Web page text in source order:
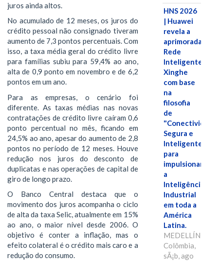
juros ainda altos.
No acumulado de 12 meses, os juros do
crédito pessoal não consignado tiveram
aumento de 7,3 pontos percentuais. Com
isso, a taxa média geral do crédito livre
para famílias subiu para 59,4% ao ano,
alta de 0,9 ponto em novembro e de 6,2
pontos em um ano.
Para as empresas, o cenário foi
diferente. As taxas médias nas novas
contratações de crédito livre caíram 0,6
ponto percentual no mês, ficando em
24,5% ao ano, apesar do aumento de 2,8
pontos no período de 12 meses. Houve
redução nos juros do desconto de
duplicatas e nas operações de capital de
giro de longo prazo.
O Banco Central destaca que o
movimento dos juros acompanha o ciclo
de alta da taxa Selic, atualmente em 15%
ao ano, o maior nível desde 2006. O
objetivo é conter a inflação, mas o
efeito colateral é o crédito mais caro e a
redução do consumo.
HNS 2026
| Huawei
revela a
aprimorada
Rede
Inteligente
Xinghe
com base
na
filosofia
de
"Conectividade
Segura e
Inteligente"
para
impulsionar
a
Inteligência
Industrial
em toda a
América
Latina.
MEDELLÍN,
Colômbia,
sÃ¡b, ago